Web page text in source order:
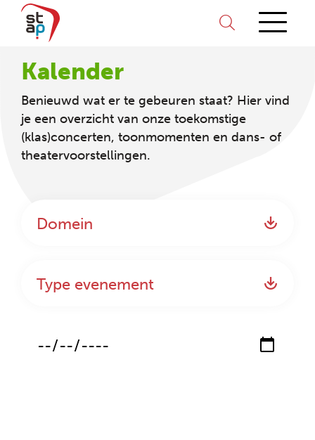
Kalender
Benieuwd wat er te gebeuren staat? Hier vind
je een overzicht van onze toekomstige
(klas)concerten, toonmomenten en dans- of
theatervoorstellingen.
Domein
Type evenement